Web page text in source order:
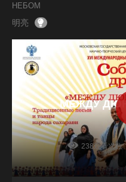
НЕБОМ
明亮
МЕЖДУ
238观看次数